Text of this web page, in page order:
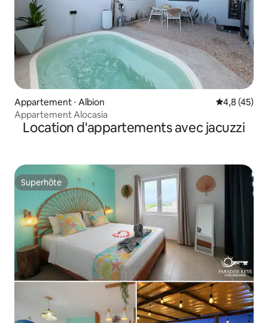
Appartement ⋅ Albion Évaluation
4,8 (45)
Appartement Alocasia
Location d'appartements avec jacuzzi
Superhôte
Superhôte